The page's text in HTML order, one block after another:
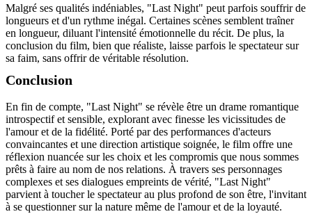
Malgré ses qualités indéniables, "Last Night" peut parfois souffrir de
longueurs et d'un rythme inégal. Certaines scènes semblent traîner
en longueur, diluant l'intensité émotionnelle du récit. De plus, la
conclusion du film, bien que réaliste, laisse parfois le spectateur sur
sa faim, sans offrir de véritable résolution.
Conclusion
En fin de compte, "Last Night" se révèle être un drame romantique
introspectif et sensible, explorant avec finesse les vicissitudes de
l'amour et de la fidélité. Porté par des performances d'acteurs
convaincantes et une direction artistique soignée, le film offre une
réflexion nuancée sur les choix et les compromis que nous sommes
prêts à faire au nom de nos relations. À travers ses personnages
complexes et ses dialogues empreints de vérité, "Last Night"
parvient à toucher le spectateur au plus profond de son être, l'invitant
à se questionner sur la nature même de l'amour et de la loyauté.